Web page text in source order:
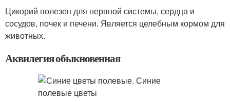
Цикорий полезен для нервной системы, сердца и
сосудов, почек и печени. Является целебным кормом для
животных.
Аквилегия обыкновенная